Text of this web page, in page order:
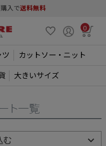
入で送料無料
0
ツ カットソー・ニット
大きいサイズ
ト一覧
む